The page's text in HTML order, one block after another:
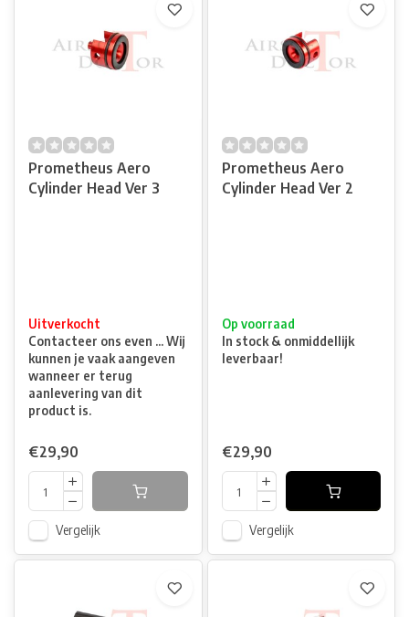
Prometheus Aero
Cylinder Head Ver 3
Uitverkocht
Contacteer ons even ... Wij
kunnen je vaak aangeven
wanneer er terug
aanlevering van dit
product is.
€29,90
Vergelijk
Prometheus Aero
Cylinder Head Ver 2
Op voorraad
In stock & onmiddellijk
leverbaar!
€29,90
Vergelijk